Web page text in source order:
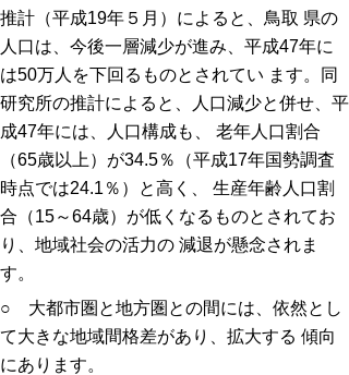
推計（平成19年５月）によると、鳥取 県の
人口は、今後一層減少が進み、平成47年に
は50万人を下回るものとされてい ます。同
研究所の推計によると、人口減少と併せ、平
成47年には、人口構成も、 老年人口割合
（65歳以上）が34.5％（平成17年国勢調査
時点では24.1％）と高く、 生産年齢人口割
合（15～64歳）が低くなるものとされてお
り、地域社会の活力の 減退が懸念されま
す。
○ 大都市圏と地方圏との間には、依然とし
て大きな地域間格差があり、拡大する 傾向
にあります。